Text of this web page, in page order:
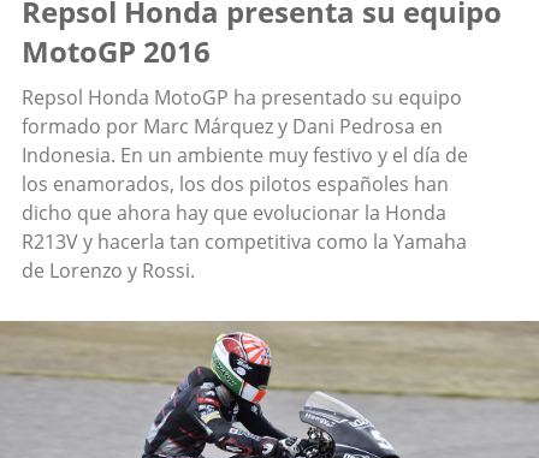
Repsol Honda presenta su equipo
MotoGP 2016
Repsol Honda MotoGP ha presentado su equipo
formado por Marc Márquez y Dani Pedrosa en
Indonesia. En un ambiente muy festivo y el día de
los enamorados, los dos pilotos españoles han
dicho que ahora hay que evolucionar la Honda
R213V y hacerla tan competitiva como la Yamaha
de Lorenzo y Rossi.